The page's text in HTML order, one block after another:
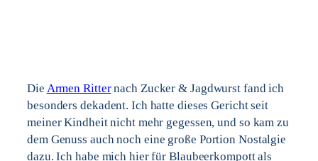
Die Armen Ritternach Zucker & Jagdwurst fand ich
besonders dekadent. Ich hatte dieses Gericht seit
meiner Kindheit nicht mehr gegessen, und so kam zu
dem Genuss auch noch eine große Portion Nostalgie
dazu. Ich habe mich hier für Blaubeerkompott als